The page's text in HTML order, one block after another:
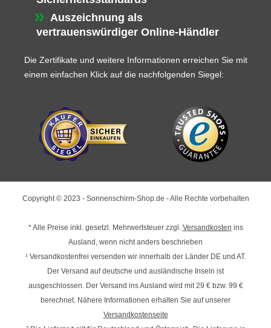
Auszeichnung als
vertrauenswürdiger Online-Händler
Die Zertifikate und weitere Informationen erreichen Sie mit
einem einfachen Klick auf die nachfolgenden Siegel:
Copyright © 2023 - Sonnenschirm-Shop.de - Alle Rechte vorbehalten
* Alle Preise inkl. gesetzl. Mehrwertsteuer zzgl. Versandkosten ins
Ausland, wenn nicht anders beschrieben
¹ Versandkostenfrei versenden wir innerhalb der Länder DE und AT.
Der Versand auf deutsche und ausländische Inseln ist
ausgeschlossen. Der Versand ins Ausland wird mit29 € bzw. 99 €
berechnet. Nähere Informationen erhalten Sie auf unserer
Versandkostenseite